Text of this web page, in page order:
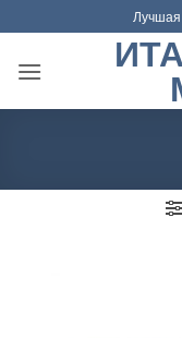
to
content